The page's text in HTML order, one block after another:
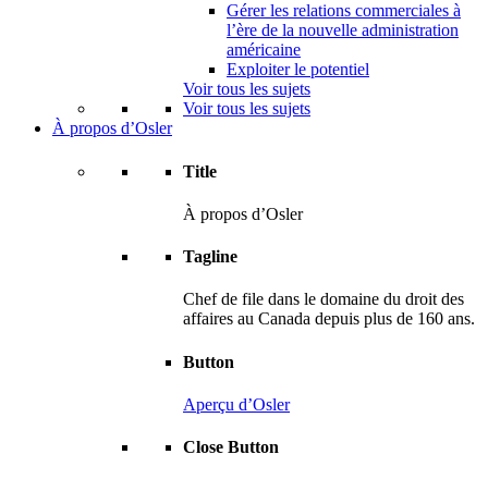
Gérer les relations commerciales à
l’ère de la nouvelle administration
américaine
Exploiter le potentiel
Voir tous les sujets
Voir tous les sujets
À propos d’Osler
Title
À propos d’Osler
Tagline
Chef de file dans le domaine du droit des
affaires au Canada depuis plus de 160 ans.
Button
Aperçu d’Osler
Close Button